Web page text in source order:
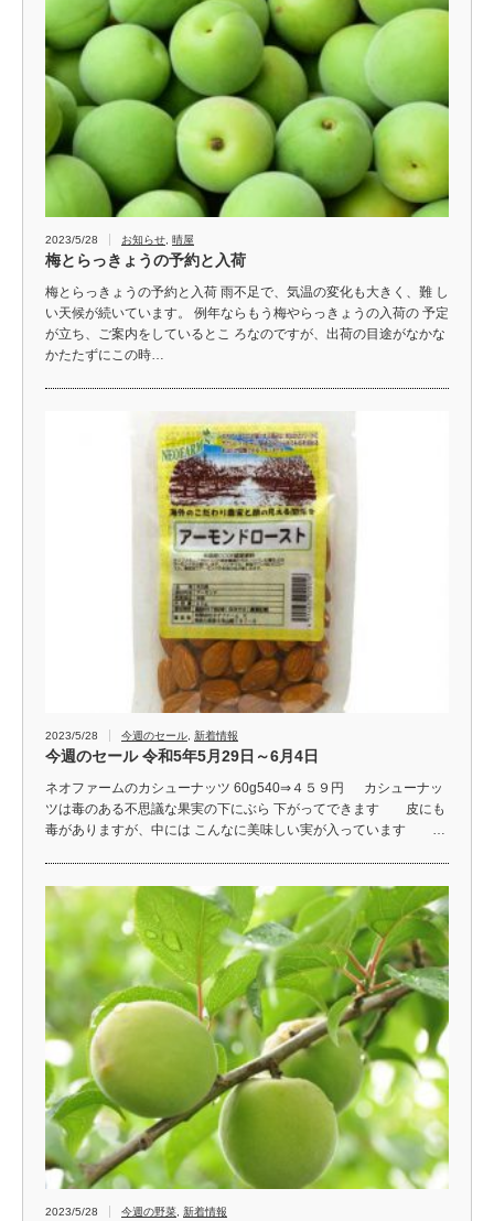
2023/5/28 お知らせ 晴屋
梅とらっきょうの予約と入荷
梅とらっきょうの予約と入荷 雨不足で、気温の変化も大きく、難 し
い天候が続いています。 例年ならもう梅やらっきょうの入荷の 予定
が立ち、ご案内をしているとこ ろなのですが、出荷の目途がなかな
かたたずにこの時…
2023/5/28 今週のセール 新着情報
今週のセール 令和5年5月29日～6月4日
ネオファームのカシューナッツ 60g540⇒４５９円 カシューナッ
ツは毒のある不思議な果実の下にぶら 下がってできます 皮にも
毒がありますが、中には こんなに美味しい実が入っています …
2023/5/28 今週の野菜 新着情報